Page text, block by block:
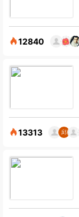
12840
13313